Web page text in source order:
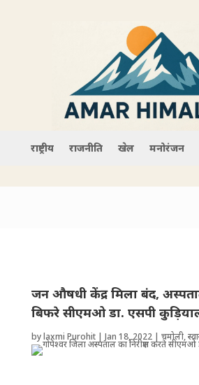
राष्ट्रीय राजनीति खेल मनोरंजन
जन औषधी केंद्र मिला बंद,
बिफरे सीएमओ डा. एसपी
bylaxmi Purohit| Jan 18, 2022| चमोली,